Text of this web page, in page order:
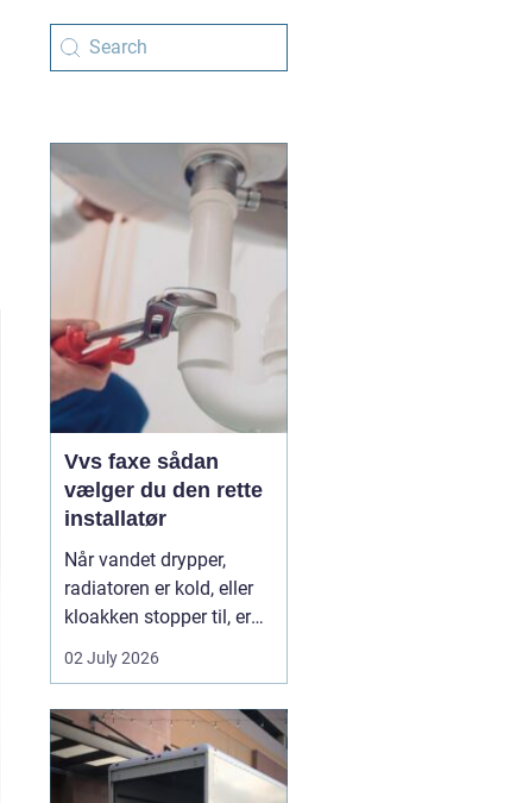
Vvs faxe sådan
vælger du den rette
installatør
Når vandet drypper,
radiatoren er kold, eller
kloakken stopper til, er
en dygtig VVS-installatør
ikke bare rar at have det
Faxe-området findes der
flere firmaer, der kan
hjælpe, men kvalitet,
02 July 2026